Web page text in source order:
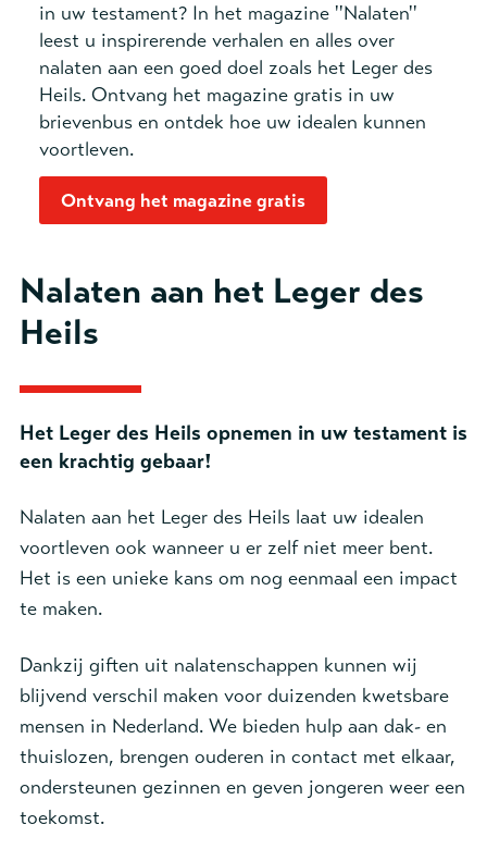
in uw testament? In het magazine ''Nalaten''
leest u inspirerende verhalen en alles over
nalaten aan een goed doel zoals het Leger des
Heils. Ontvang het magazine gratis in uw
brievenbus en ontdek hoe uw idealen kunnen
voortleven.
Ontvang het magazine gratis
Nalaten aan het Leger des
Heils
Het Leger des Heils opnemen in uw testament is
een krachtig gebaar!
Nalaten aan het Leger des Heils laat uw idealen
voortleven ook wanneer u er zelf niet meer bent.
Het is een unieke kans om nog eenmaal een impact
te maken.
Dankzij giften uit nalatenschappen kunnen wij
blijvend verschil maken voor duizenden kwetsbare
mensen in Nederland. We bieden hulp aan dak- en
thuislozen, brengen ouderen in contact met elkaar,
ondersteunen gezinnen en geven jongeren weer een
toekomst.